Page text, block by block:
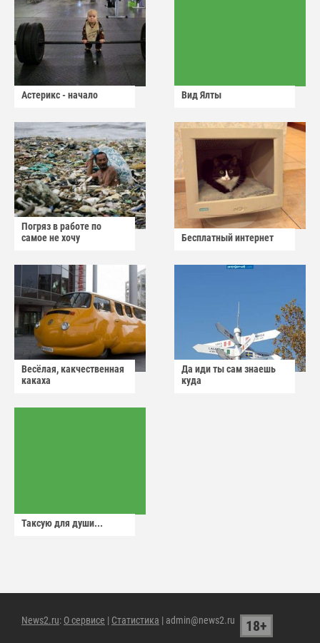
Астерикс - начало Вид Ялты
Погряз в работе по
самое не хочу
Бесплатный интернет
Весёлая, какчественная
какаха
Да иди ты сам знаешь
куда
Таксую для души...
News2.ru: О сервисе | Статистика | admin@news2.ru 18+